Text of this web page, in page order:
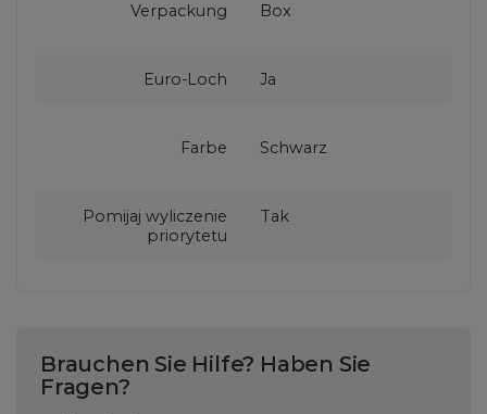
Verpackung Box
Euro-Loch Ja
Farbe Schwarz
Pomijaj wyliczenie
priorytetu
Tak
Brauchen Sie Hilfe? Haben Sie
Fragen?